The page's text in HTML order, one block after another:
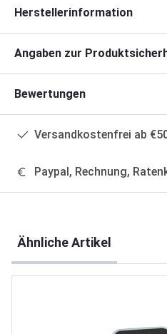
Herstellerinformation
Angaben zur
Bewertungen
Versandkostenfrei ab
Paypal, Rechnung,
Ähnliche Artikel